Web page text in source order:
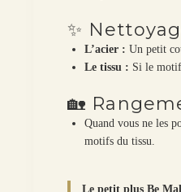
✨
L’acier : Un petit
Le tissu : Si le motif
🏡
Quand vous ne les
motifs du tissu.
Le petit plus Be